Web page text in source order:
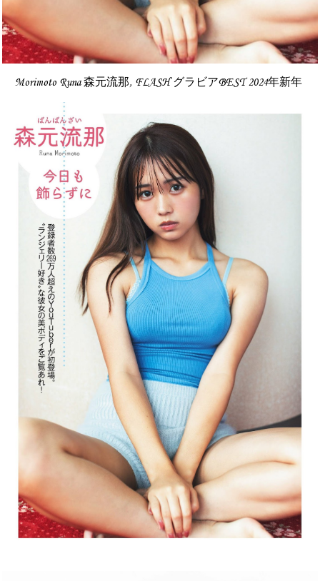
Morimoto Runa 森元流那, FLASH グラビアBEST 2024年新年